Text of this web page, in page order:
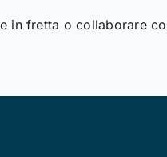
in fretta o collaborare